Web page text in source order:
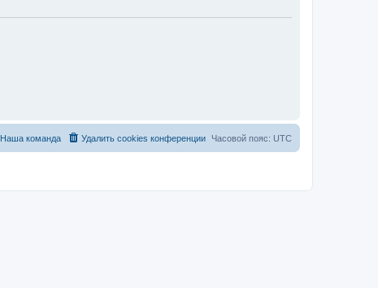
Часовой пояс: UTC
Удалить cookies конференции
Наша команда